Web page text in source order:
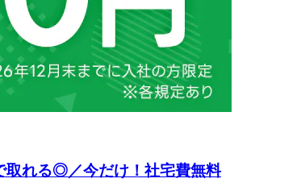
取れる◎／今だけ！社宅費無料